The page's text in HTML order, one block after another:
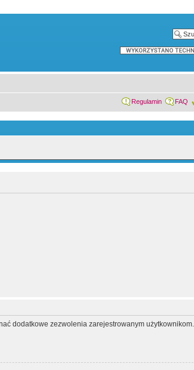
Regulamin FAQ
dodatkowe zezwolenia zarejestrowanym